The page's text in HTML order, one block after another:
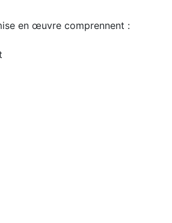
en œuvre comprennent :